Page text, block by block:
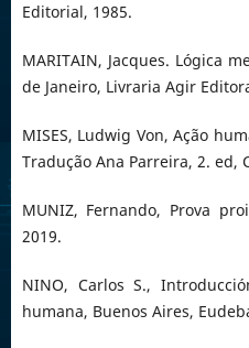
Editorial, 1985.
MARITAIN, Jacques. Lógica
de Janeiro, Livraria Agir
MISES, Ludwig Von, Ação
Tradução Ana Parreira, 2. ed,
MUNIZ, Fernando, Prova
2019.
NINO, Carlos S.,
humana, Buenos Aires,